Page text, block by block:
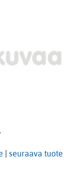
seuraava tuote